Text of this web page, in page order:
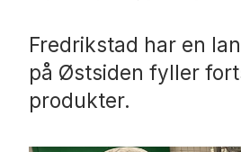
Fredrikstad har en
på Østsiden fyller
produkter.